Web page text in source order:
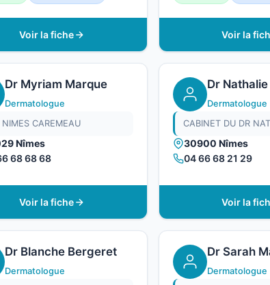
Voir la fiche Voir la
Dr Myriam Marque
Dermatologue
NIMES CAREMEAU
Nîmes
68 68 68
Voir la fiche
Dr
Dermatologue
30900 Nîmes
04 66 68 21 29
Voir la
Dr Blanche Bergeret
Dermatologue
Dr Sarah
Dermatologue